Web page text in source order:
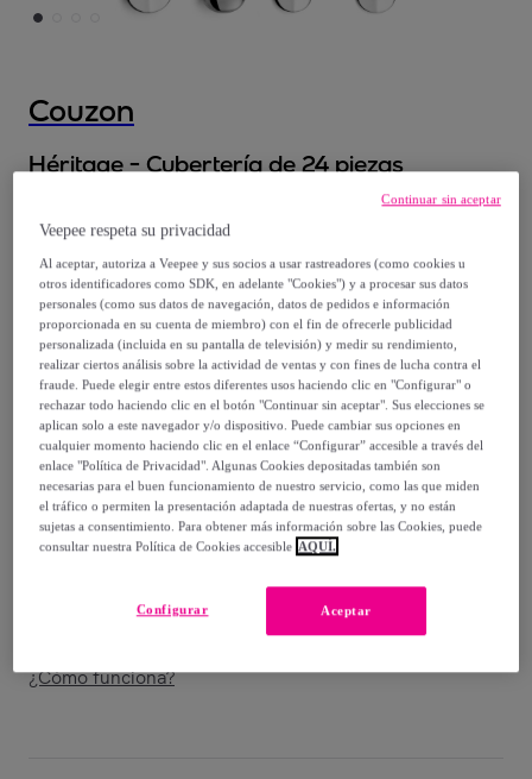
Couzon
Héritage - Cubertería de 24 piezas
Héritage - Cubertería de 24 piezas
200,80 €
334,60 €
-39%
Vendido porAmefa Couzon
Entrega
Entrega: Entre el12/08
¿Cómo funciona?
Veepee respeta su privacidad
Al aceptar, autoriza a Veepee y sus socios a usar rastreadores (como cookies u
otros identificadores como SDK, en adelante "Cookies") y a procesar sus datos
personales (como sus datos de navegación, datos de pedidos e información
proporcionada en su cuenta de miembro) con el fin de ofrecerle publicidad
personalizada (incluida en su pantalla de televisión) y medir su rendimiento,
realizar ciertos análisis sobre la actividad de ventas y con fines de lucha contra el
fraude. Puede elegir entre estos diferentes usos haciendo clic en "Configurar" o
rechazar todo haciendo clic en el botón "Continuar sin aceptar". Sus elecciones se
aplican solo a este navegador y/o dispositivo. Puede cambiar sus opciones en
cualquier momento haciendo clic en el enlace “Configurar” accesible a través del
enlace "Política de Privacidad". Algunas Cookies depositadas también son
necesarias para el buen funcionamiento de nuestro servicio, como las que miden
el tráfico o permiten la presentación adaptada de nuestras ofertas, y no están
sujetas a consentimiento. Para obtener más información sobre las Cookies, puede
consultar nuestra Política de Cookies accesible AQUÍ.
Aceptar
Configurar
Continuar sin aceptar